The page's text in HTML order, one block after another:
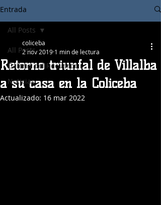
Entrada
All Posts
Galeria del Recuerdo
Noticias
All Posts
Retorno triunfal de Villalba
a su casa en la Coliceba
coliceba
2 nov 2019 1 min de lectura
Actualizado: 16 mar 2022